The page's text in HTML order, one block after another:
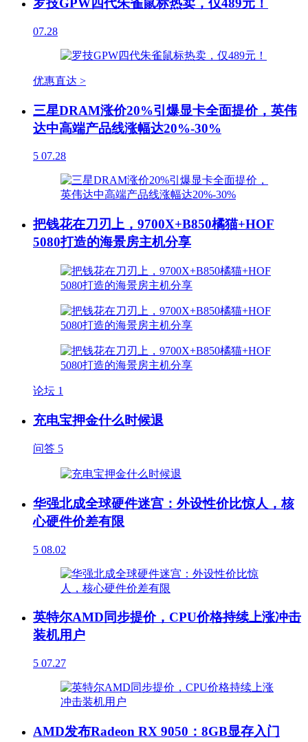
罗技GPW四代朱雀鼠标热卖，仅489元！
07.28
优惠直达 >
三星DRAM涨价20%引爆显卡全面提价，英伟
达中高端产品线涨幅达20%-30%
5 07.28
把钱花在刀刃上，9700X+B850橘猫+HOF
5080打造的海景房主机分享
论坛 1
充电宝押金什么时候退
问答 5
华强北成全球硬件迷宫：外设性价比惊人，核
心硬件价差有限
5 08.02
英特尔AMD同步提价，CPU价格持续上涨冲击
装机用户
5 07.27
AMD发布Radeon RX 9050：8GB显存入门